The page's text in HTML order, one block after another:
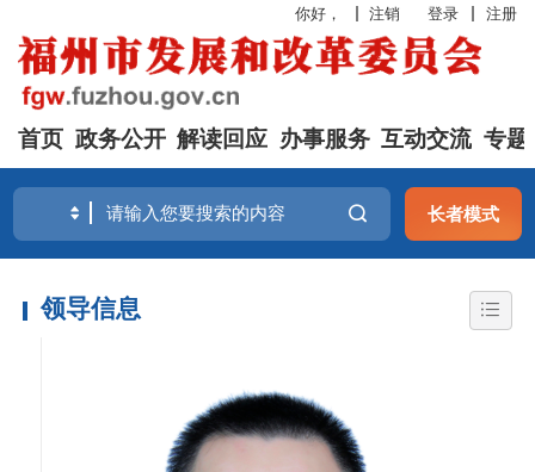
你好， 注销 登录 注册
首页 政务公开 解读回应 办事服务 互动交流 专题
长者模式
领导信息